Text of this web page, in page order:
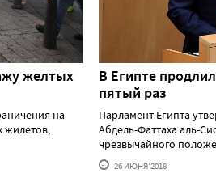
желтых
на
жилетов,
В Египте
пятый раз
Парламент Египта
Абдель-Фаттаха аль-
чрезвычайного
26 ИЮНЯ'2018